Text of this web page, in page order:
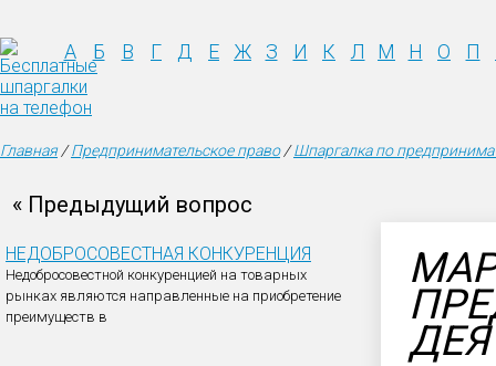
А Б В Г Д Е Ж З И К Л М Н О П
Главная/Предпринимательское право/Шпаргалка по
« Предыдущий вопрос
НЕДОБРОСОВЕСТНАЯ КОНКУРЕНЦИЯ
Недобросовестной конкуренцией на товарных
рынках являются направленные на приобретение
преимуществ в